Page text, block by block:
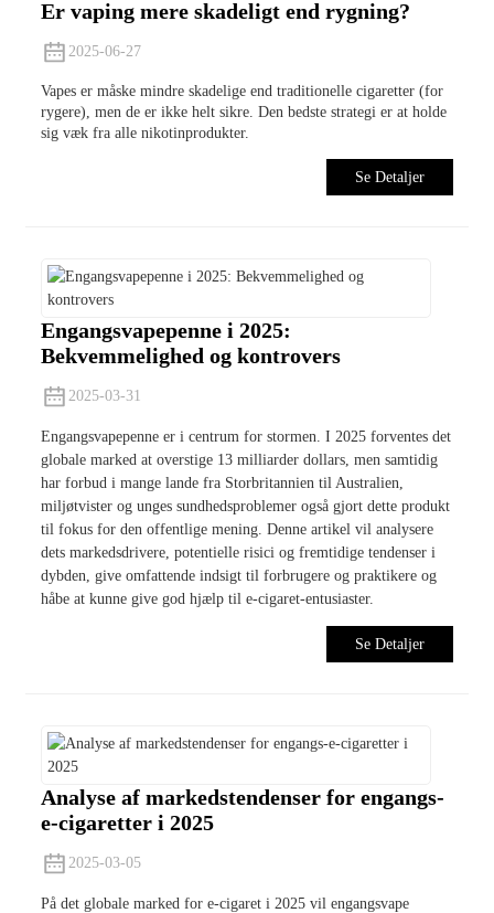
Er vaping mere skadeligt end rygning?
2025-06-27
Vapes er måske mindre skadelige end traditionelle cigaretter (for
rygere), men de er ikke helt sikre. Den bedste strategi er at holde
sig væk fra alle nikotinprodukter.
Se Detaljer
Engangsvapepenne i 2025:
Bekvemmelighed og kontrovers
2025-03-31
Engangsvapepenne er i centrum for stormen. I 2025 forventes det
globale marked at overstige 13 milliarder dollars, men samtidig
har forbud i mange lande fra Storbritannien til Australien,
miljøtvister og unges sundhedsproblemer også gjort dette produkt
til fokus for den offentlige mening. Denne artikel vil analysere
dets markedsdrivere, potentielle risici og fremtidige tendenser i
dybden, give omfattende indsigt til forbrugere og praktikere og
håbe at kunne give god hjælp til e-cigaret-entusiaster.
Se Detaljer
Analyse af markedstendenser for engangs-
e-cigaretter i 2025
2025-03-05
På det globale marked for e-cigaret i 2025 vil engangsvape